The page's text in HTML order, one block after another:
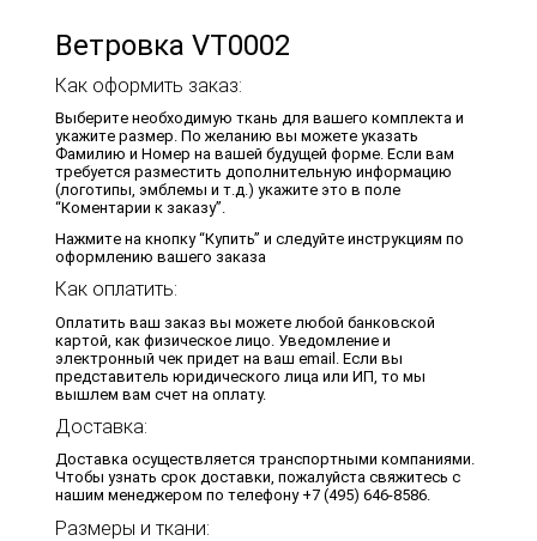
Ветровка VT0002
Как оформить заказ:
Выберите необходимую ткань для вашего комплекта и
укажите размер. По желанию вы можете указать
Фамилию и Номер на вашей будущей форме. Если вам
требуется разместить дополнительную информацию
(логотипы, эмблемы и т.д.) укажите это в поле
“Коментарии к заказу”.
Нажмите на кнопку “Купить” и следуйте инструкциям по
оформлению вашего заказа
Как оплатить:
Оплатить ваш заказ вы можете любой банковской
картой, как физическое лицо. Уведомление и
электронный чек придет на ваш email. Если вы
представитель юридического лица или ИП, то мы
вышлем вам счет на оплату.
Доставка:
Доставка осуществляется транспортными компаниями.
Чтобы узнать срок доставки, пожалуйста свяжитесь с
нашим менеджером по телефону +7 (495) 646-8586.
Размеры и ткани: